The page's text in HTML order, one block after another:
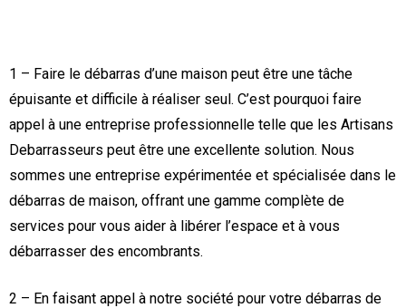
1 – Faire le débarras d’une maison peut être une tâche
épuisante et difficile à réaliser seul. C’est pourquoi faire
appel à une entreprise professionnelle telle que les Artisans
Debarrasseurs peut être une excellente solution. Nous
sommes une entreprise expérimentée et spécialisée dans le
débarras de maison, offrant une gamme complète de
services pour vous aider à libérer l’espace et à vous
débarrasser des encombrants.
2 – En faisant appel à notre société pour votre débarras de